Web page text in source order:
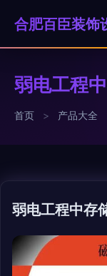
弱电工程
首页 > 产品大全
弱电工程中存